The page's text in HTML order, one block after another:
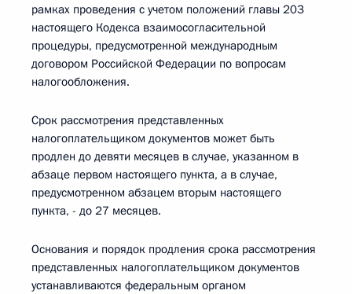
рамках проведения с учетом положений главы 203
настоящего Кодекса взаимосогласительной
процедуры, предусмотренной международным
договором Российской Федерации по вопросам
налогообложения.
Срок рассмотрения представленных
налогоплательщиком документов может быть
продлен до девяти месяцев в случае, указанном в
абзаце первом настоящего пункта, а в случае,
предусмотренном абзацем вторым настоящего
пункта, - до 27 месяцев.
Основания и порядок продления срока рассмотрения
представленных налогоплательщиком документов
устанавливаются федеральным органом